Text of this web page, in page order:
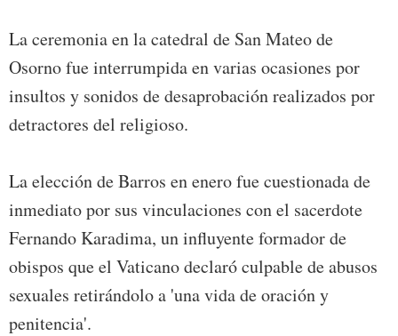
La ceremonia en la catedral de San Mateo de
Osorno fue interrumpida en varias ocasiones por
insultos y sonidos de desaprobación realizados por
detractores del religioso.
La elección de Barros en enero fue cuestionada de
inmediato por sus vinculaciones con el sacerdote
Fernando Karadima, un influyente formador de
obispos que el Vaticano declaró culpable de abusos
sexuales retirándolo a 'una vida de oración y
penitencia'.